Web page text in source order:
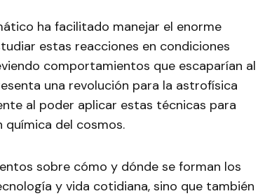
ha facilitado manejar el enorme
estas reacciones en condiciones
comportamientos que escaparían al
una revolución para la astrofísica
al poder aplicar estas técnicas para
del cosmos.
sobre cómo y dónde se forman los
y vida cotidiana, sino que también